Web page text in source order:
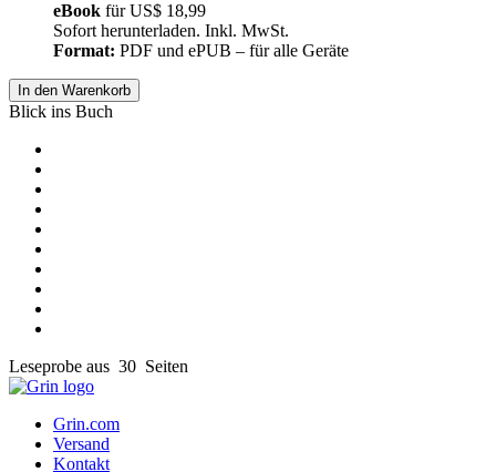
eBook fürUS$ 18,99
Sofort herunterladen. Inkl. MwSt.
Format: PDF und ePUB – für alle Geräte
In den Warenkorb
Blick ins Buch
Leseprobe aus 30 Seiten
Grin.com
Versand
Kontakt